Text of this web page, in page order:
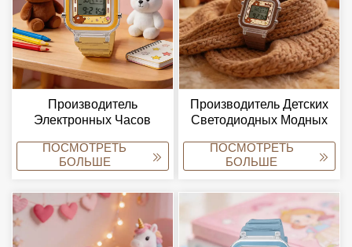
Производитель
Электронных Часов
Digital Watch
(OEM/ODM).
ПОСМОТРЕТЬ
БОЛЬШЕ
Производитель Детских
Светодиодных Модных
Часы С Изображением
Медвежонка, Прямые
ПОСМОТРЕТЬ
БОЛЬШЕ